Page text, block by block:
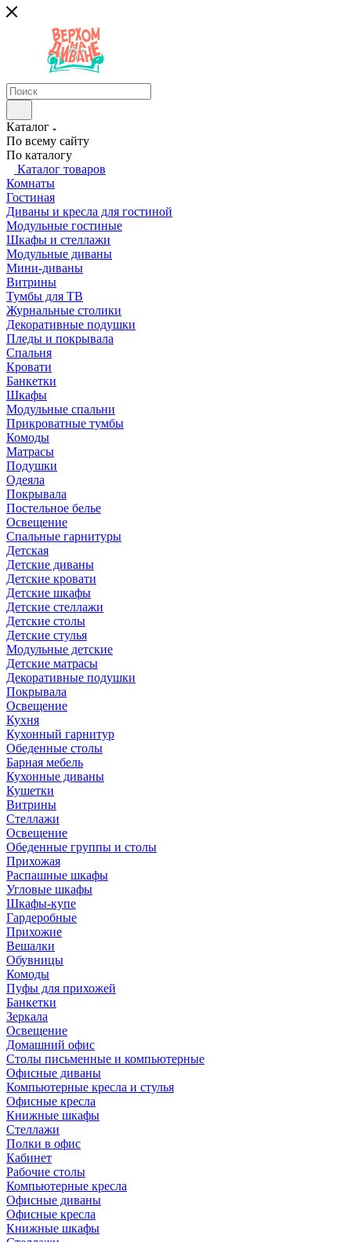
Каталог
По всему сайту
По каталогу
Каталог товаров
Комнаты
Гостиная
Диваны и кресла для гостиной
Модульные гостиные
Шкафы и стеллажи
Модульные диваны
Мини-диваны
Витрины
Тумбы для ТВ
Журнальные столики
Декоративные подушки
Пледы и покрывала
Спальня
Кровати
Банкетки
Шкафы
Модульные спальни
Прикроватные тумбы
Комоды
Матрасы
Подушки
Одеяла
Покрывала
Постельное белье
Освещение
Спальные гарнитуры
Детская
Детские диваны
Детские кровати
Детские шкафы
Детские стеллажи
Детские столы
Детские стулья
Модульные детские
Детские матрасы
Декоративные подушки
Покрывала
Освещение
Кухня
Кухонный гарнитур
Обеденные столы
Барная мебель
Кухонные диваны
Кушетки
Витрины
Стеллажи
Освещение
Обеденные группы и столы
Прихожая
Распашные шкафы
Угловые шкафы
Шкафы-купе
Гардеробные
Прихожие
Вешалки
Обувницы
Комоды
Пуфы для прихожей
Банкетки
Зеркала
Освещение
Домашний офис
Столы письменные и компьютерные
Офисные диваны
Компьютерные кресла и стулья
Офисные кресла
Книжные шкафы
Стеллажи
Полки в офис
Кабинет
Рабочие столы
Компьютерные кресла
Офисные диваны
Офисные кресла
Книжные шкафы